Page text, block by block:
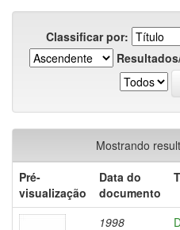
Classificar por:
Mostrando
Pré-
visualização
Data do
documento
1998